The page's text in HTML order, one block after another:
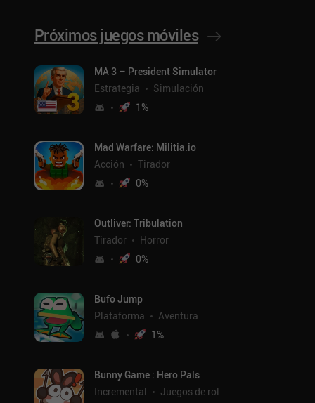
Próximos juegos móviles
MA 3 – President Simulator
Estrategia
Simulación
1%
Mad Warfare: Militia.io
Acción
Tirador
0%
Outliver: Tribulation
Tirador
Horror
0%
Bufo Jump
Plataforma
Aventura
1%
Bunny Game : Hero Pals
Incremental
Juegos de rol